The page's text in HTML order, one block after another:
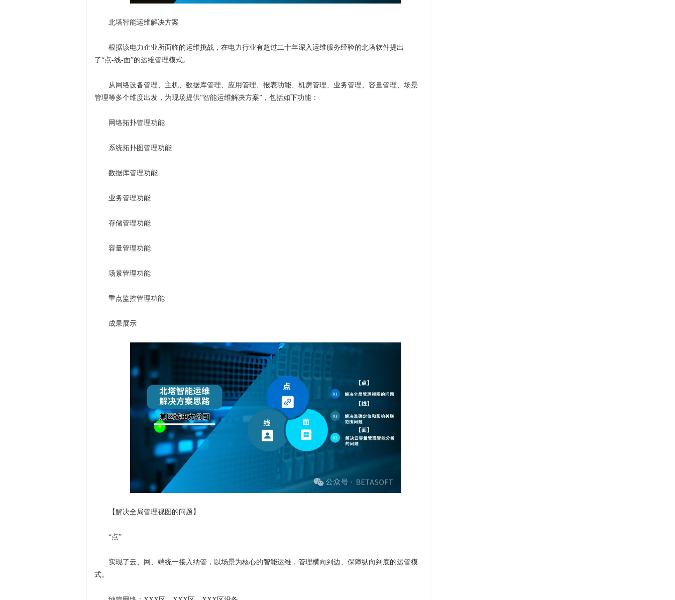
北塔智能运维解决方案
根据该电力企业所面临的运维挑战，在电力行业有超过二十年深入运维服务经验的北塔软件提出
了“点-线-面”的运维管理模式。
从网络设备管理、主机、数据库管理、应用管理、报表功能、机房管理、业务管理、容量管理、场景
管理等多个维度出发，为现场提供“智能运维解决方案”，包括如下功能：
网络拓扑管理功能
系统拓扑图管理功能
数据库管理功能
业务管理功能
存储管理功能
容量管理功能
场景管理功能
重点监控管理功能
成果展示
【解决全局管理视图的问题】
“点”
实现了云、网、端统一接入纳管，以场景为核心的智能运维，管理横向到边、保障纵向到底的运管模
式。